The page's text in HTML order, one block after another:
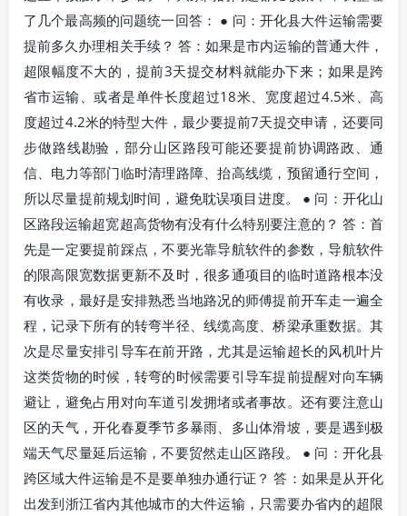
了几个最高频的问题统一回答： ● 问：开化县大件运输需要
提前多久办理相关手续？ 答：如果是市内运输的普通大件，
超限幅度不大的，提前3天提交材料就能办下来；如果是跨
省市运输、或者是单件长度超过18米、宽度超过4.5米、高
度超过4.2米的特型大件，最少要提前7天提交申请，还要同
步做路线勘验，部分山区路段可能还要提前协调路政、通
信、电力等部门临时清理路障、抬高线缆，预留通行空间，
所以尽量提前规划时间，避免耽误项目进度。 ● 问：开化山
区路段运输超宽超高货物有没有什么特别要注意的？ 答：首
先是一定要提前踩点，不要光靠导航软件的参数，导航软件
的限高限宽数据更新不及时，很多通项目的临时道路根本没
有收录，最好是安排熟悉当地路况的师傅提前开车走一遍全
程，记录下所有的转弯半径、线缆高度、桥梁承重数据。其
次是尽量安排引导车在前开路，尤其是运输超长的风机叶片
这类货物的时候，转弯的时候需要引导车提前提醒对向车辆
避让，避免占用对向车道引发拥堵或者事故。还有要注意山
区的天气，开化春夏季节多暴雨、多山体滑坡，要是遇到极
端天气尽量延后运输，不要贸然走山区路段。 ● 问：开化县
跨区域大件运输是不是要单独办通行证？ 答：如果是从开化
出发到浙江省内其他城市的大件运输，只需要办省内的超限